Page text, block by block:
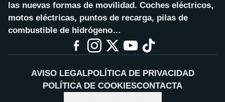
las nuevas formas de movilidad. Coches eléctricos,
motos eléctricas, puntos de recarga, pilas de
combustible de hidrógeno…
AVISO LEGALPOLÍTICA DE PRIVACIDAD
POLÍTICA DE COOKIESCONTACTA